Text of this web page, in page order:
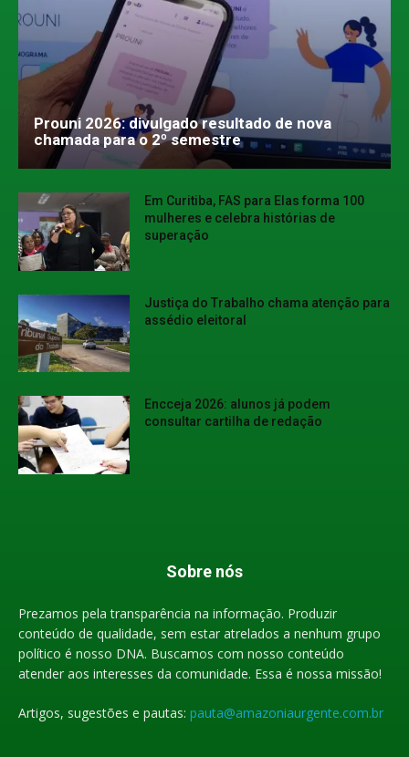
Prouni 2026: divulgado resultado de nova
chamada para o 2º semestre
Em Curitiba, FAS para Elas forma 100
mulheres e celebra histórias de
superação
Justiça do Trabalho chama atenção para
assédio eleitoral
Encceja 2026: alunos já podem
consultar cartilha de redação
Sobre nós
Prezamos pela transparência na informação. Produzir
conteúdo de qualidade, sem estar atrelados a nenhum grupo
político é nosso DNA. Buscamos com nosso conteúdo
atender aos interesses da comunidade. Essa é nossa missão!
Artigos, sugestões e pautas: pauta@amazoniaurgente.com.br